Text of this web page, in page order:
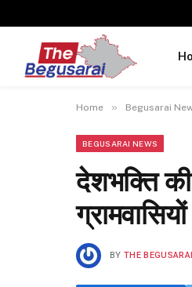
Home » Begusarai
BEGUSARAI NEWS
देशभक्ति
BY THE